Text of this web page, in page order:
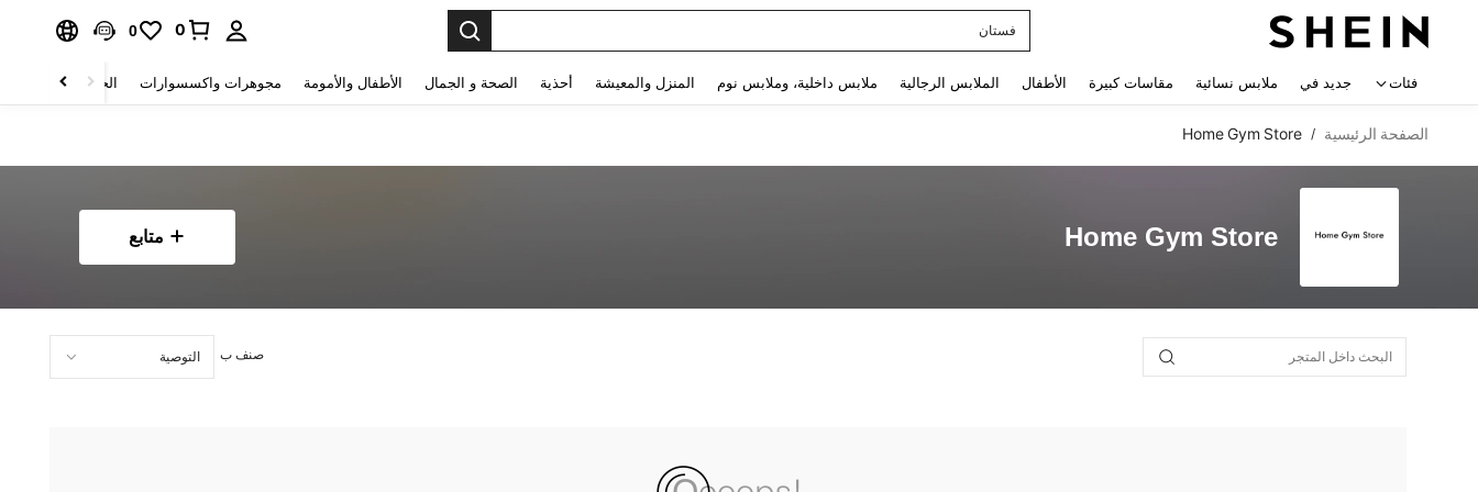
فستان
0
0
فئات جديد في ملابس نسائية مقاسات كبيرة الأطفال الملابس الرجالية ملابس داخلية، وملابس نوم المنزل والمعيشة أحذية الصحة و الجمال الأطفال والأمومة مجوهرات واكسسوارات الحقائب والأمتعة
الصفحة الرئيسية /
Home Gym Store
Home Gym Store متابع
صنف ب